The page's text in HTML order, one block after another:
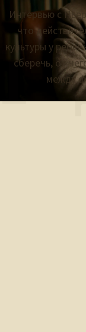
Г
Интервью с
что
культуры у
сберечь, от
между